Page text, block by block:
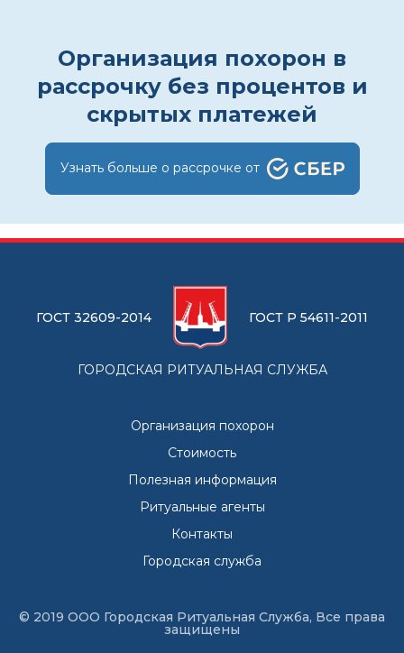
Организация похорон в
рассрочку без процентов и
скрытых платежей
Узнать больше о рассрочке от
ГОСТ 32609-2014 ГОСТ Р 54611-2011
ГОРОДСКАЯ РИТУАЛЬНАЯ СЛУЖБА
Организация похорон
Стоимость
Полезная информация
Ритуальные агенты
Контакты
Городская служба
© 2019 ООО Городская Ритуальная Служба, Все права
защищены